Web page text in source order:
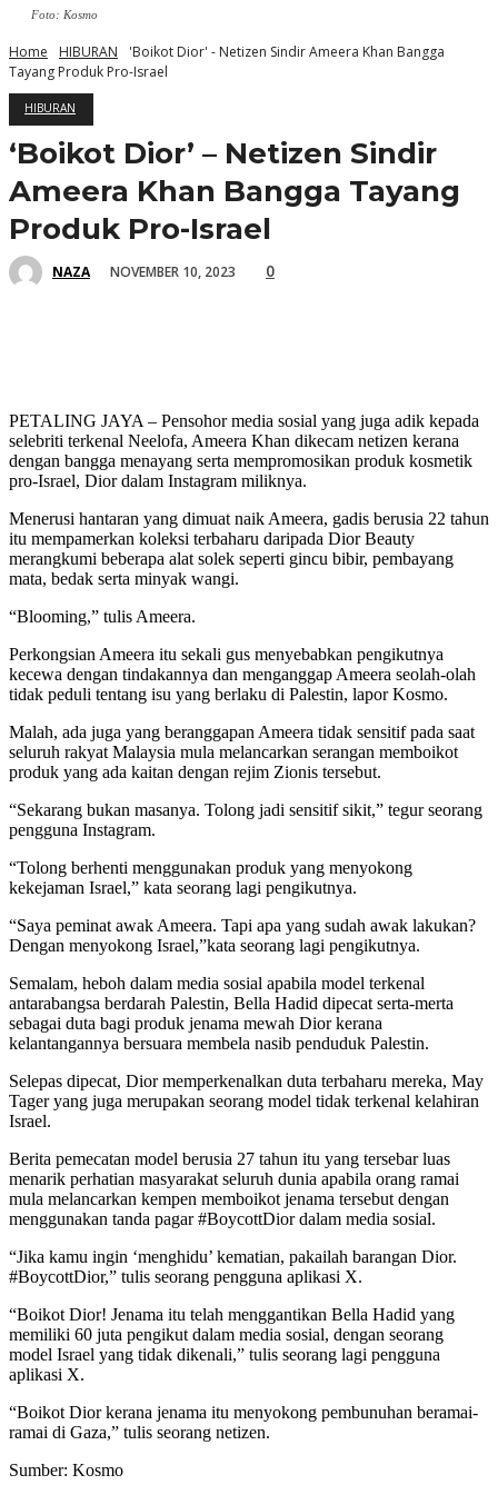
Foto: Kosmo
Home HIBURAN
'Boikot Dior' - Netizen Sindir Ameera Khan Bangga
Tayang Produk Pro-Israel
HIBURAN
‘Boikot Dior’ – Netizen Sindir
Ameera Khan Bangga Tayang
Produk Pro-Israel
NAZA NOVEMBER 10, 2023 0
PETALING JAYA – Pensohor media sosial yang juga adik kepada
selebriti terkenal Neelofa, Ameera Khan dikecam netizen kerana
dengan bangga menayang serta mempromosikan produk kosmetik
pro-Israel, Dior dalam Instagram miliknya.
Menerusi hantaran yang dimuat naik Ameera, gadis berusia 22 tahun
itu mempamerkan koleksi terbaharu daripada Dior Beauty
merangkumi beberapa alat solek seperti gincu bibir, pembayang
mata, bedak serta minyak wangi.
“Blooming,” tulis Ameera.
Perkongsian Ameera itu sekali gus menyebabkan pengikutnya
kecewa dengan tindakannya dan menganggap Ameera seolah-olah
tidak peduli tentang isu yang berlaku di Palestin, lapor Kosmo.
Malah, ada juga yang beranggapan Ameera tidak sensitif pada saat
seluruh rakyat Malaysia mula melancarkan serangan memboikot
produk yang ada kaitan dengan rejim Zionis tersebut.
“Sekarang bukan masanya. Tolong jadi sensitif sikit,” tegur seorang
pengguna Instagram.
“Tolong berhenti menggunakan produk yang menyokong
kekejaman Israel,” kata seorang lagi pengikutnya.
“Saya peminat awak Ameera. Tapi apa yang sudah awak lakukan?
Dengan menyokong Israel,”kata seorang lagi pengikutnya.
Semalam, heboh dalam media sosial apabila model terkenal
antarabangsa berdarah Palestin, Bella Hadid dipecat serta-merta
sebagai duta bagi produk jenama mewah Dior kerana
kelantangannya bersuara membela nasib penduduk Palestin.
Selepas dipecat, Dior memperkenalkan duta terbaharu mereka, May
Tager yang juga merupakan seorang model tidak terkenal kelahiran
Israel.
Berita pemecatan model berusia 27 tahun itu yang tersebar luas
menarik perhatian masyarakat seluruh dunia apabila orang ramai
mula melancarkan kempen memboikot jenama tersebut dengan
menggunakan tanda pagar #BoycottDior dalam media sosial.
“Jika kamu ingin ‘menghidu’ kematian, pakailah barangan Dior.
#BoycottDior,” tulis seorang pengguna aplikasi X.
“Boikot Dior! Jenama itu telah menggantikan Bella Hadid yang
memiliki 60 juta pengikut dalam media sosial, dengan seorang
model Israel yang tidak dikenali,” tulis seorang lagi pengguna
aplikasi X.
“Boikot Dior kerana jenama itu menyokong pembunuhan beramai-
ramai di Gaza,” tulis seorang netizen.
Sumber: Kosmo